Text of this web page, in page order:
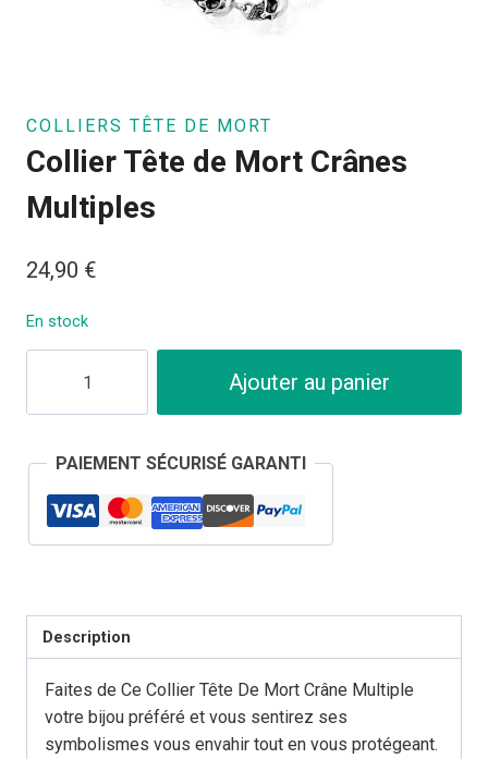
COLLIERS TÊTE DE MORT
Collier Tête de Mort Crânes
Multiples
24,90 €
En stock
Collier
de
Mort
Crânes
Ajouter au panier
PAIEMENT SÉCURISÉ GARANTI
Description
Faites de Ce Collier Tête De Mort Crâne Multiple
votre bijou préféré et vous sentirez ses
symbolismes vous envahir tout en vous protégeant.